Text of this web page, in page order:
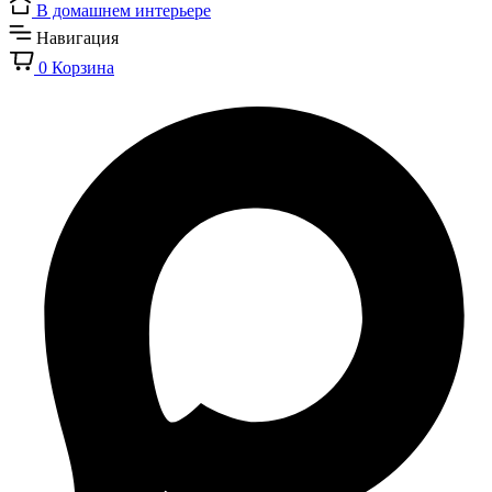
В домашнем интерьере
Навигация
0 Корзина